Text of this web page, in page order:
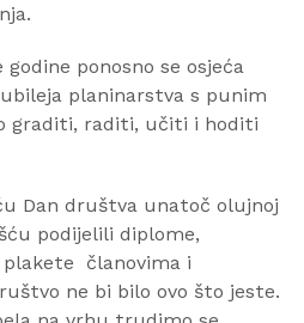
ponosno se osjeća
planinarstva s punim
graditi, raditi, učiti i hoditi
Dan društva unatoč olujnoj
podijelili diplome,
plakete članovima i
ne bi bilo ovo što jeste.